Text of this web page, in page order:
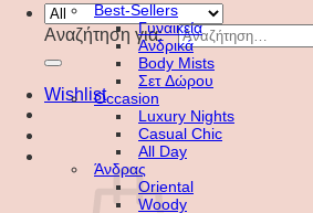
Αναζήτηση για:
Wishlist
Best-Sellers
Γυναικεία
Ανδρικά
Body Mists
Σετ Δώρου
Occasion
Luxury Nights
Casual Chic
All Day
Άνδρας
Oriental
Woody